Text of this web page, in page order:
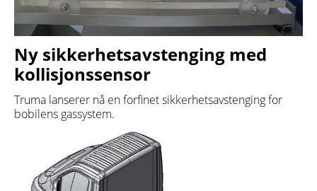
Ny sikkerhetsavstenging med
kollisjonssensor
Truma lanserer nå en forfinet sikkerhetsavstenging for
bobilens gassystem.